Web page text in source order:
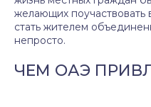
желающих
стать жителем
непросто.
ЧЕМ ОАЭ